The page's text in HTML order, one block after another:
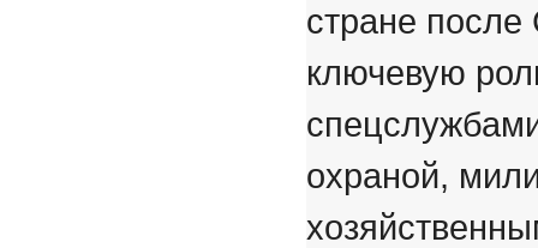
стране после
ключевую
охраной,